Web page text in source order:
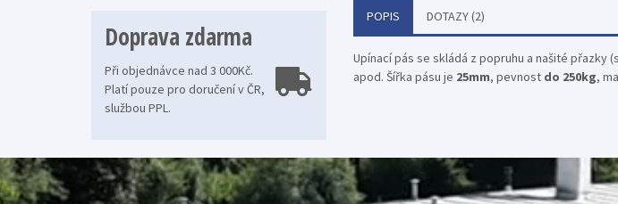
POPIS DOTAZY (2)
Upínací pás se skládá z popruhu a našité přazky
apod. Šířka pásu je 25mm, pevnost do 250kg,
Doprava zdarma
Při objednávce nad 3 000Kč.
Platí pouze pro doručení v ČR,
službou PPL.